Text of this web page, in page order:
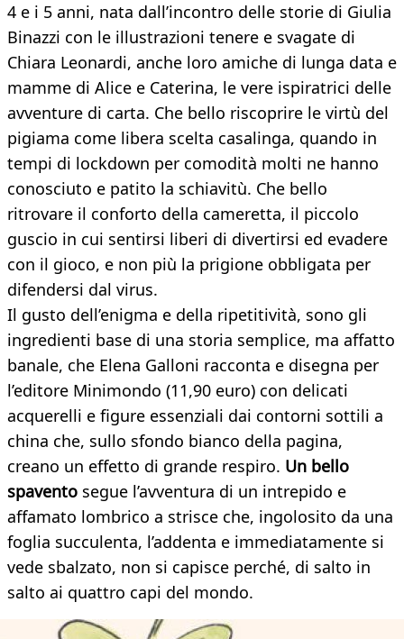
4 e i 5 anni, nata dall’incontro delle storie di Giulia
Binazzi con le illustrazioni tenere e svagate di
Chiara Leonardi, anche loro amiche di lunga data e
mamme di Alice e Caterina, le vere ispiratrici delle
avventure di carta. Che bello riscoprire le virtù del
pigiama come libera scelta casalinga, quando in
tempi di lockdown per comodità molti ne hanno
conosciuto e patito la schiavitù. Che bello
ritrovare il conforto della cameretta, il piccolo
guscio in cui sentirsi liberi di divertirsi ed evadere
con il gioco, e non più la prigione obbligata per
difendersi dal virus.
Il gusto dell’enigma e della ripetitività, sono gli
ingredienti base di una storia semplice, ma affatto
banale, che Elena Galloni racconta e disegna per
l’editore Minimondo (11,90 euro) con delicati
acquerelli e figure essenziali dai contorni sottili a
china che, sullo sfondo bianco della pagina,
creano un effetto di grande respiro. Un bello
spavento segue l’avventura di un intrepido e
affamato lombrico a strisce che, ingolosito da una
foglia succulenta, l’addenta e immediatamente si
vede sbalzato, non si capisce perché, di salto in
salto ai quattro capi del mondo.